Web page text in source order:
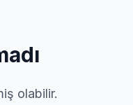
olabilir.